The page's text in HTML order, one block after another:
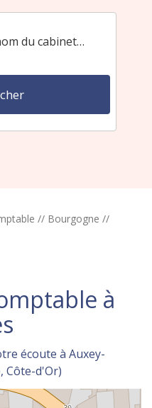
// Bourgogne //
à
écoute à Auxey-
Côte-d'Or)